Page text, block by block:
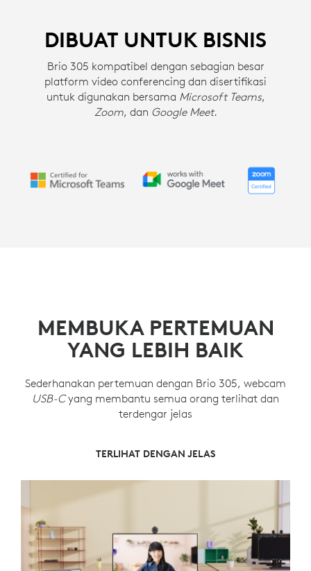
DIBUAT UNTUK BISNIS
Brio 305 kompatibel dengan sebagian besar
platform video conferencing dan disertifikasi
untuk digunakan bersama Microsoft Teams,
Zoom, dan Google Meet.
TERLIHAT DENGAN JELAS
TERDENGAR DENGAN JELAS
MELINDUNGI PRIVASI
MEMBUKA PERTEMUAN
YANG LEBIH BAIK
Sederhanakan pertemuan dengan Brio 305, webcam
USB-Cyang membantu semua orang terlihat dan
terdengar jelas